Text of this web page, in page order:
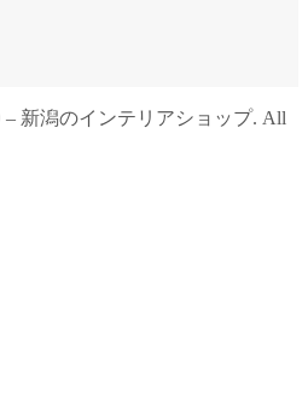
– 新潟のインテリアショップ. All